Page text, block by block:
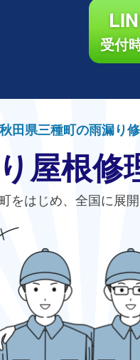
受付
秋田県三種町の雨漏り
屋根修
をはじめ、全国に展